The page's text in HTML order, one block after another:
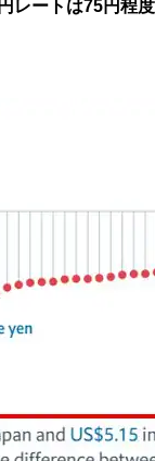
レートは75円程